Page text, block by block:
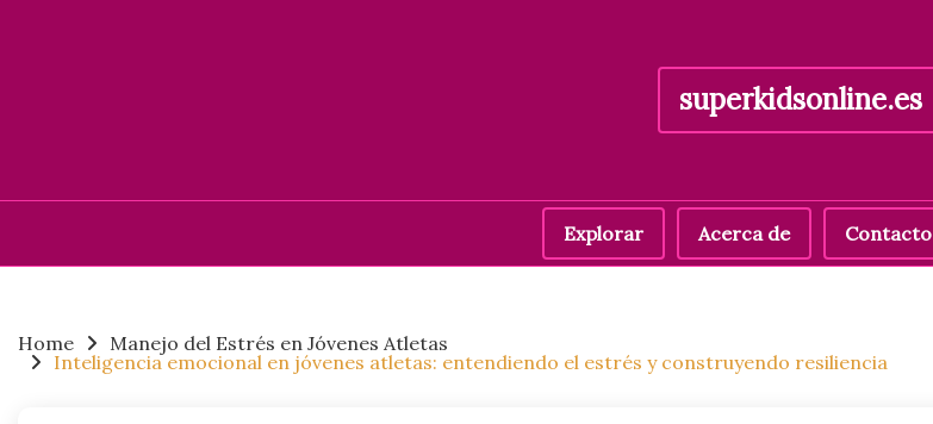
superkidsonline.es
Explorar Acerca de Contacto
content
Home
Manejo del Estrés en Jóvenes Atletas
Inteligencia emocional en jóvenes atletas: entendiendo el estrés y construyendo resiliencia